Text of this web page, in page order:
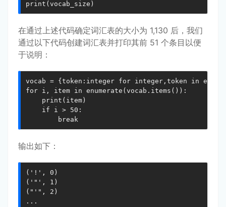
print(vocab_size)
在通过上述代码确定词汇表的大小为 1,130 后，我们
通过以下代码创建词汇表并打印其前 51 个条目以便
于说明：
vocab = {token:integer for integer,token in
for i, item in enumerate(vocab.items()):
    if i > 50:
      	break
输出如下：
('!', 0)
('"', 1)
("'", 2)
...